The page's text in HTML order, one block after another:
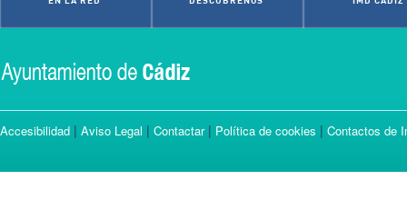
Accesibilidad | Aviso Legal | Contactar| Política de cookies | Contactos de